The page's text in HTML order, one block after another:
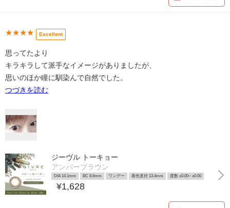
★★★★ Excellent
思ってたより
キラキラして派手なイメージがありましたが、
思いのほか瞳に馴染んで自然でした。
つづきを読む
ジーヴル トーキョー
アンバーブラウン
DIA 14.1mm BC 8.6mm ワンデー 着色直径 13.4mm 度数 ±0.00~ ±0.00
¥1,628